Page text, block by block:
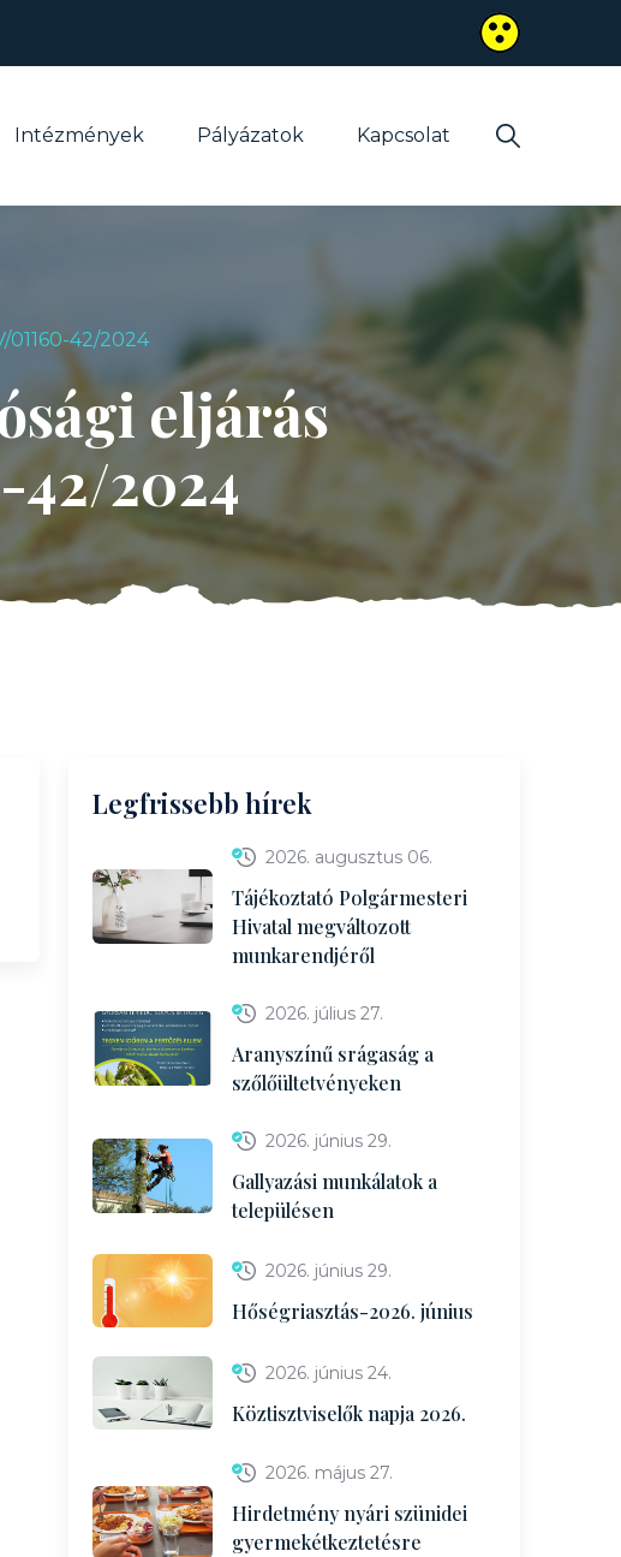
Intézmények Pályázatok Kapcsolat
42/2024
eljárás
2024
Legfrissebb hírek
2026. augusztus 06.
Tájékoztató Polgármesteri
Hivatal megváltozott
munkarendjéről
2026. július 27.
Aranyszínű srágaság a
szőlőültetvényeken
2026. június 29.
Gallyazási munkálatok a
településen
2026. június 29.
Hőségriasztás-2026. június
2026. június 24.
Köztisztviselők napja 2026.
2026. május 27.
Hirdetmény nyári szünidei
gyermekétkeztetésre